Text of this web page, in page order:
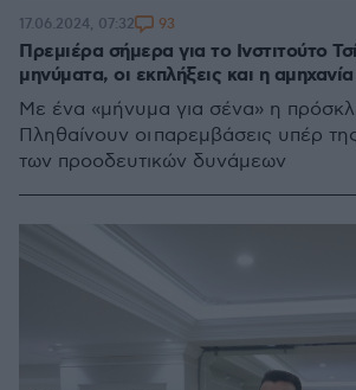
Πρεμιέρα σήμερα για το Ινστιτούτο
μηνύματα, οι εκπλήξεις και η
Με ένα «μήνυμα για σένα» η
Πληθαίνουν οι παρεμβάσεις υπέρ
των προοδευτικών δυνάμεων
17.06.2024, 07:32 93